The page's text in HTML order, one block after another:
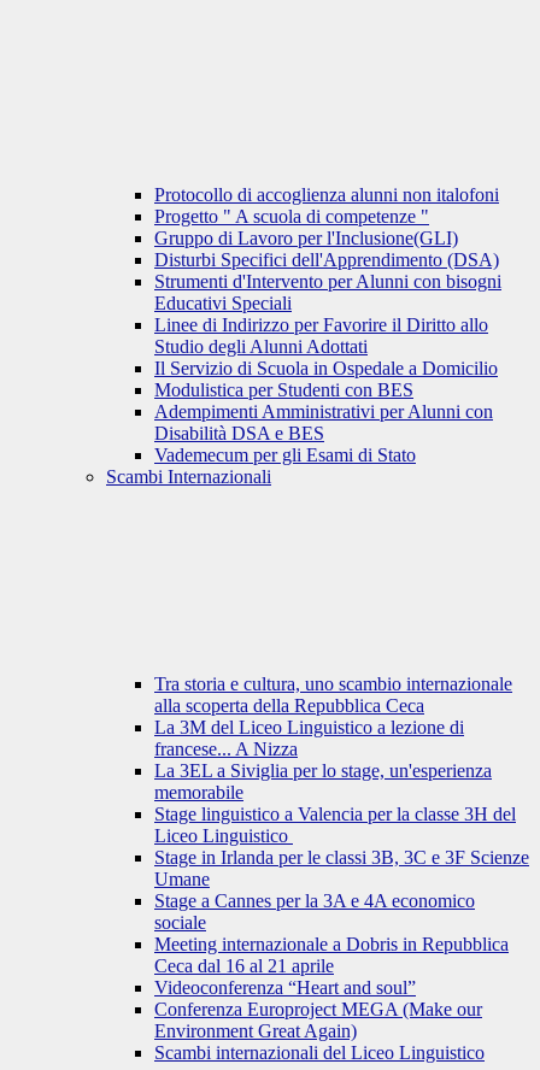
Protocollo di accoglienza alunni non italofoni
Progetto " A scuola di competenze "
Gruppo di Lavoro per l'Inclusione(GLI)
Disturbi Specifici dell'Apprendimento (DSA)
Strumenti d'Intervento per Alunni con bisogni
Educativi Speciali
Linee di Indirizzo per Favorire il Diritto allo
Studio degli Alunni Adottati
Il Servizio di Scuola in Ospedale a Domicilio
Modulistica per Studenti con BES
Adempimenti Amministrativi per Alunni con
Disabilità DSA e BES
Vademecum per gli Esami di Stato
Scambi Internazionali
Tra storia e cultura, uno scambio internazionale
alla scoperta della Repubblica Ceca
La 3M del Liceo Linguistico a lezione di
francese... A Nizza
La 3EL a Siviglia per lo stage, un'esperienza
memorabile
Stage linguistico a Valencia per la classe 3H del
Liceo Linguistico
Stage in Irlanda per le classi 3B, 3C e 3F Scienze
Umane
Stage a Cannes per la 3A e 4A economico
sociale
Meeting internazionale a Dobris in Repubblica
Ceca dal 16 al 21 aprile
Videoconferenza “Heart and soul”
Conferenza Europroject MEGA (Make our
Environment Great Again)
Scambi internazionali del Liceo Linguistico